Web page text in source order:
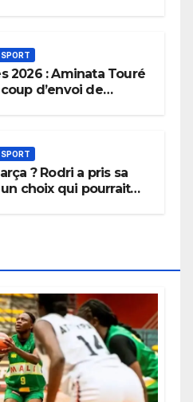
SPORT
2026 : Aminata Touré
d’envoi de
SPORT
? Rodri a pris sa
choix qui pourrait